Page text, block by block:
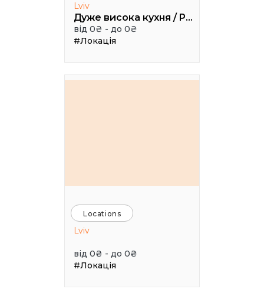
Lviv
Дуже висока кухня / Pretty High Kitchen
від 0₴ - до 0₴
#Локація
Locations
Lviv
від 0₴ - до 0₴
#Локація